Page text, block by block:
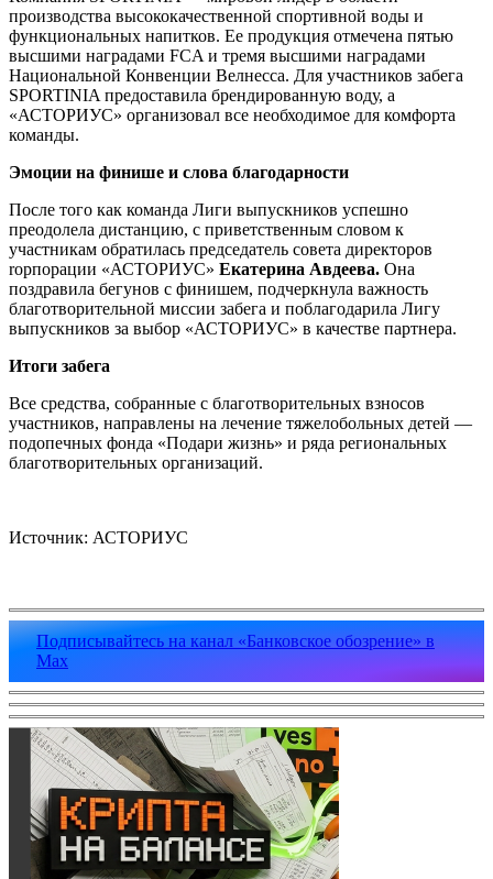
производства высококачественной спортивной воды и
функциональных напитков. Ее продукция отмечена пятью
высшими наградами FCA и тремя высшими наградами
Национальной Конвенции Велнесса. Для участников забега
SPORTINIA предоставила брендированную воду, а
«АСТОРИУС» организовал все необходимое для комфорта
команды.
Эмоции на финише и слова благодарности
После того как команда Лиги выпускников успешно
преодолела дистанцию, с приветственным словом к
участникам обратилась председатель cовета директоров
rорпорации «АСТОРИУС» Екатерина Авдеева. Она
поздравила бегунов с финишем, подчеркнула важность
благотворительной миссии забега и поблагодарила Лигу
выпускников за выбор «АСТОРИУС» в качестве партнера.
Итоги забега
Все средства, собранные с благотворительных взносов
участников, направлены на лечение тяжелобольных детей —
подопечных фонда «Подари жизнь» и ряда региональных
благотворительных организаций.
Источник: АСТОРИУС
Подписывайтесь на канал «Банковское обозрение» в
Max